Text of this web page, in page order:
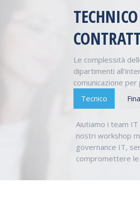
Le complessità
dipartimenti
comunicazione
Tecnico
Aiutiamo i team
nostri workshop
governance IT,
compromettere le